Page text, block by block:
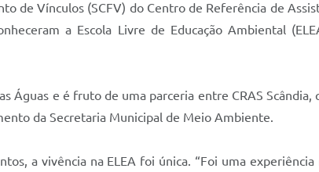
de Vínculos (SCFV) do Centro de Referência de
a Escola Livre de Educação Ambiental
e é fruto de uma parceria entre CRAS Scândia,
da Secretaria Municipal de Meio Ambiente.
a vivência na ELEA foi única. “Foi uma